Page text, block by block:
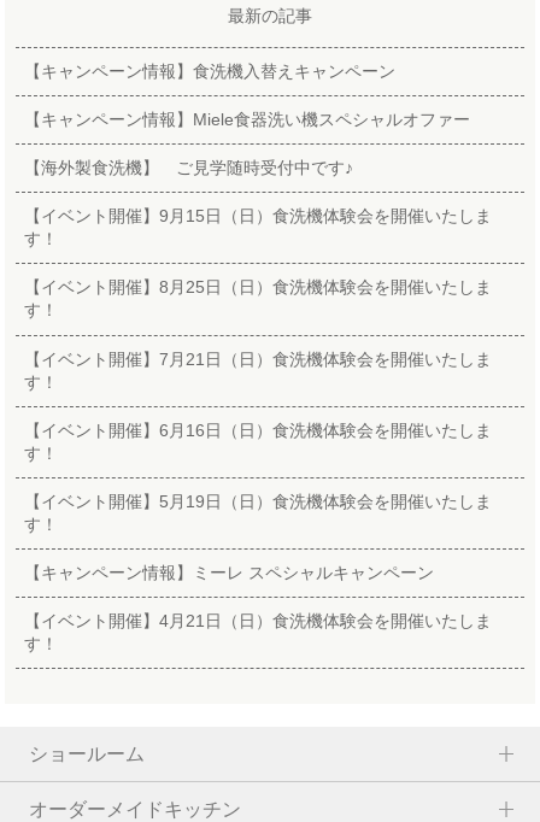
最新の記事
【キャンペーン情報】食洗機入替えキャンペーン
【キャンペーン情報】Miele食器洗い機スペシャルオファー
【海外製食洗機】 ご見学随時受付中です♪
【イベント開催】9月15日（日）食洗機体験会を開催いたしま
す！
【イベント開催】8月25日（日）食洗機体験会を開催いたしま
す！
【イベント開催】7月21日（日）食洗機体験会を開催いたしま
す！
【イベント開催】6月16日（日）食洗機体験会を開催いたしま
す！
【イベント開催】5月19日（日）食洗機体験会を開催いたしま
す！
【キャンペーン情報】ミーレ スペシャルキャンペーン
【イベント開催】4月21日（日）食洗機体験会を開催いたしま
す！
ショールーム
オーダーメイドキッチン